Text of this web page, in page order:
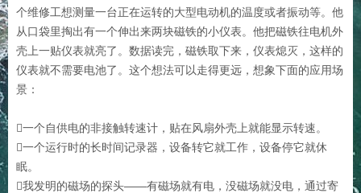
个维修工想测量一台正在运转的大型电动机的温度或者振动等。他
从口袋里掏出有一个伸出来两块磁铁的小仪表。他把磁铁往电机外
壳上一贴仪表就亮了。数据读完，磁铁取下来，仪表熄灭，这样的
仪表就不需要电池了。这个想法可以走得更远，想象下面的应用场
景：
一个自供电的非接触转速计，贴在风扇外壳上就能显示转速。
一个运行时的长时间记录器，设备转它就工作，设备停它就休
眠。
我发明的磁场的探头——有磁场就有电，没磁场就没电，通过寄